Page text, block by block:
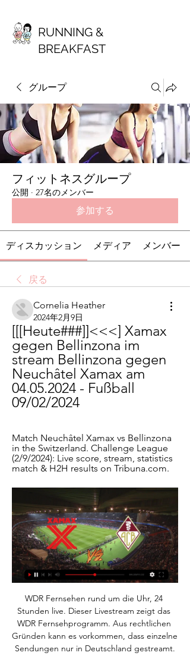
RUNNING &
BREAKFAST
グループ
フィットネスグループ
公開 · 27名のメンバー
参加する
ディスカッション メディア メンバー
戻る
Cornelia Heather
2024年2月9日
[[[Heute###]]<<<] Xamax
gegen Bellinzona im
stream Bellinzona gegen
Neuchâtel Xamax am
04.05.2024 - Fußball
09/02/2024
Match Neuchâtel Xamax vs Bellinzona
in the Switzerland. Challenge League
(2/9/2024): Live score, stream, statistics
match & H2H results on Tribuna.com.
WDR Fernsehen rund um die Uhr, 24 Stunden live. Dieser Livestream zeigt das WDR Fernsehprogramm. Aus rechtlichen Gründen kann es vorkommen, dass einzelne Sendungen nur in Deutschland gestreamt.

Die Champions-League-Saison 2019/20 geht in die heiße Phase: Nach den Hinspiel-Erfolgen von Borussia Dortmund und RB Leipzig startet nun der dritte und letzte deutsche Klub in …

[21] Hertha BSC - TSG 1899 Hoffenheim 1:1 (0:1) In Ihrem Webbrowser ist JavaScript deaktiviert. Um alle Funktionen dieser Website nutzen zu können, muss JavaScript aktiviert sein.

SC Paderborn 07. Informationen zum Datenschutz. Hiermit informieren wir Sie über die Verwendung von Cookies zur uFollow the action live for the ATSV Stadl Paura - SK Austria Klagenfurt football match on 2017/05/13. Get live scores, stats, in-play odds and commentary!

Der weissrussische Internationale Hrabuz Hleb war mit sechs Toren der erfolgreichste Torschütze von Kriens-Luzern. Playoff-Finalist Pfadi Winterthur ist nach dem 25:17-Erfolg über Suhr-Aarau der erste Verfolger von Kriens-Luzern mit einem Punkt Rückstand.

Ein Leben mit der Sonne: Dreiseitig orientierter Wohn(t)raum- Vereinbaren Sie einen Beratungstermin! Wohnen beim See | € 275.000 Wohnen beim See - sonnenorientiert - diese Wohnung macht es möglich Generationen-wohnen in grüner Umgebung mit den Vorteilen des Stadtlebens und des

1. Bundesliga: Werder Bremen gegen RB Leipzig live im TV & Stream • 34. Spieltag in der 1. Bundesliga: Am Sonnabend empfängt Werder Bremen RB Leipzig. Alle Infos zu TV-Termin & Stream. • Top • News Deutschland: 16.05.2019

First Responder – Jeder kann Leben retten. Werden auch Sie Teil eines First-Responder-Netzwerkes und helfen Sie,. Via Chiasso 6. 6710 Biasca. E-Mail . Biberist. Samariterverein Biberist. Cornelia Mancuso. Grüttstrasse 15. 4562 Biberist. E-Mail . Biel-Benken BL.

RB Leipzig kehrt in Vorbereitung auf das Finalturnier der Champions League am 22. Juli auf den Trainingsplatz zurück. Wie der Klub am Mittwoch mitteilte, wird es aber kein vorbereitendes Trainingslager für die Königsklasse geben. RB trifft im Viertelfinale …

Braunschweig näht Masken Vor kurzem ist die Stadt Braunschweig mit der dringenden. dass es in dieser Frage endlich. Ob Leonard Bredol gegen den Halleschen FC oder Niclas Stierlin gegen Eintracht Braunschweig – sowohl auf den Seiten der. Der FC Erzgebirge Aue konnte nach zwei Jahren die Rückkehr in die zweite Bundesliga perfekt machen.

Tabelle | Waasland - KV Kortrijk | 25.10.2017 – Holen Sie sich die neuesten Nachrichten, Ergebnisse, Spielpläne, Video-Highlights und mehr von Sky Sport

AC Bellinzona live AC Bellinzona Live ; Freitag, 09.02.2024. 19:30 · 21. Spieltag. Neuchâtel Xamax · AC Bellinzona ; Samstag, 17.02.2024. 18:00 · 22. Spieltag. AC Bellinzona · FC Wil.

Neuchatel Xamax FCS - AC Bellinzona (09.02.2024) vor 3 Stunden — Challenge League: Neuchatel Xamax FCS - AC Bellinzona (09.02.2024)

Torparty in Wolfsburg: RB Leipzig demontiert VfL Direkt aus dem dpa-Newskanal Wolfsburg (dpa) - Nach dem Tor-Feuerwerk zum höchsten RB-Sieg im DFB-Pokal ließen sich die überglücklichen und stolzen...

️ Neuchatel Xamax vs AC Bellinzona Mannschaften:Neuchatel Xamax FCS - AC Bellinzona · Turnier: Challenge League · Datum:Friday, 9 February 2024 · Stunde: 12:30 · Weitere Einzelheiten: Neuchatel Xamax ...

Fussball-Vereine Prinzersdorf - sichten Sie alle Firmen und Unternehmen mit Adresse, Telefonnummer und ★ Bewertungen. Das Stadtbranchenbuch für Prinzersdorf zeigt Ihnen aktuell ᐅ 100 Einträge.

Neuchatel Xamax FCS gegen AC Bellinzona | Alle Spiele Direktvergleich und historische Duelle Neuchatel Xamax FCS gegen AC Bellinzona ⬢ Alle Begegnungen und Statistiken im Überblick.

Für RB Leipzig ist die Saison 2019/20 noch nicht beendet. Im Finalturnier der Königsklasse in Lissabon treffen die Sachsen am 13. August im Viertelfinale auf Atletico Madrid. "Wir freuen uns alle auf die Champions League. Wir haben ein schwieriges Los, aber wir rechnen uns einiges aus", sagte RB-Sportdirektor Markus Krösche am Mittwoch im klubeigenen Live-Stream: "Wir haben eine sehr, sehr.

Die Saison läuft mittlerweile auf Hochtouren: Am Sonntag rollte bereits zum neunten Mal in der Saison 2017/2018 in den Amateurligen der Ball. In unserer Übersicht finden Sie alle Ergebnisse und...

Medien: Leipzig will PSG-Profi Nkunku. 24.06.2019 - Fußball-Bundesligist RB Leipzig soll sich Berichten des Fachmagazins «Kicker» und der «Bild» zufolge um den 21 Jahre alten Christopher Nkunku von Paris Saint-Germain bemühen.

Routenplan Thun - Sankt Gallen Berechnen Sie Ihre Route von Thun nach Sankt Gallen schnell und einfach mit ViaMichelin. Wählen Sie für Ihren Routenplan Thun - Sankt Gallen eine der Michelin-Optionen: die von Michelin vorgeschlagene Route, die kürzeste Route, die schnellste Route oder die wirtschaftlichteste Route.

Neuchatel Xamax Fcs - AC Bellinzona Live Streams & H2H Stats (Fußball) Fans können das Spiel zwischen Neuchatel Xamax Fcs und AC Bellinzona live um (18:30) auf oder online im Internet verfolgen. Ein kostenloser Live- ...

2004/05 TuS 1874 Köln rechtsrheinisch 2005/06 Herforder SV Borussia Friedenstal 2006/07 FCR Duisburg II 2007/08 SG Essen-Schönebeck II 2008/09 FFC Brauweiler Pulheim 2009/10 1. FFC Recklinghausen 2003 2010/11 Borussia Mönchengladbach 2011/12 1. FFC Recklinghausen 2003 2012/13 VfL Bochum 2013/14 TSV Alemannia Aachen 2014/15 Borussia Mönchengladbach 2015/16 DSC …

Eintracht Frankfurt vs FC Basel (12.03.2020, 19.00h) Wenn dies Ihr erster Besuch hier ist, lesen Sie bitte zuerst die Hilfe - Häufig gestellte Fragen durch. Sie müssen sich vermutlich registrieren , bevor Sie Beiträge verfassen können.

Aus Sky Online wird Ende August Sky Ticket. Der Pay-TV Sender Sky geht mit seinem Internetdienst neue Wege. So soll der Kunde erstmalig einzelne Pakete/Tickets erwerben können. Damit wäre der Kunde nicht mehr gezwungen, ein Abo abschließen zu müssen. Zur kommenden Bundesliga-Saison können Sportfans verschiedene Online-Tickets buchen, um über alle internetfähigen Endgeräte auf das.

Nach der Niederlage im Spitzenkampf gegen die Grasshoppers hat der FC Vaduz gegen Winterthur eine eindrückliche Reaktion gezeigt und auswärts mit 1:4 gewonnen. Heute um 18.15 Uhr soll gegen Stade-Lausanne-Ouchy der nächste Dreier her. Im Kampf um den Barrageplatz darf der FCV sich kaum mehr Patzer erlauben, da die Grasshoppers derzeit fünf Punkte Vorsprung haben.

Im Achtelfinale der Champions League empfängt der FC Liverpool heute um 21 Uhr in der Anfield Road den FC Bayern München. Das zweite Duell des Abends lautet Olympique Lyon gegen FC Barcelona.

Durch die 0:2-Pleite bei Paris Saint-Germain muss Borussia Dortmund den Champions-League-Traum begraben. In der internationalen Presse steht vor allem der Jubel, den PSG von BVB-Stürmer Erling.

Xamax Bellinzona: Die Zusammenfassung als Video Alle heissen Szenen und die Tore vom Spiel Xamax gegen die AC Bellinzona.

Xamax Bellinzona: Die Zusammenfassung als Video Alle heissen Szenen und die Tore vom Spiel Xamax gegen die AC Bellinzona.

Es gibt 5 Verbindungen von Flughafen Katowice (KTW) nach Łódź Widzew per Bus, Zug, Taxi, Auto oder per Flugzeug . Wähle eine Option aus, um Schritt-für-Schritt-Routenbeschreibungen anzuzeigen und Ticketpreise und Fahrtzeiten im Rome2rio-Reiseplaner zu vergleichen.

Mainz 05 – VfB Stuttgart live im TV und Stream: Die Mannschaften treffen am 19.8.20 im Testspiel aufeinander. Alle Infos zur Übertragung live im TV und Stream finden Sie hier.

Neuchatel Xamax vs Bellinzona live score,prediction() Where to watch Neuchatel Xamax vs Bellinzona online?AiScore provides Neuchatel Xamax vs Bellinzona(2024/02/09) live score tracker,h2h,prediction,match stats ...

Der FC Bayern München und der FC Barcelona sind ihren Favoritenrollen gerecht geworden und am Samstagabend als letzte Teams ins Viertelfinale der Champions League eingezogen. Deutschlands Meister mit ÖFB-Star David Alaba besiegte Chelsea mit 4:1 (2:1) und fertigte die Londoner gesamt mit 7:1 ab. Spaniens Vizemeister reichte nach einem Hinspiel-1:1 ein 3:1 (3:1) im Heimspiel gegen SSC Napoli.

Ich leb' in euch und geh' durch eure Träume." Michelangelo "Am Ende gilt doch nur, was wir getan und gelebt haben - und nicht, was wir ersehnt haben." Arthur Schnitzler "Trauern ist liebevolles Erinnern.". Winterthur. 18.07.2020. Rutz-Knöpfel Erika aus Niederbüren. Jg. 1960, verstorben am 18.07.2020. Rutz-Knöpfel. Erika. 1960. 9246.

ᐉ Neuchatel Xamax FC vs AC Bellinzona Livestream, Tipp Schauen wir auf die letzten direkten Duelle, beginnend am 27/08/2022, kann sich letztlich keiner der Clubs vom anderen abheben, mit 2 Siegen für Neuchatel Xamax ...

Hallescher vs Braunschweig 2020 Resumen & Todos Los Goles 03.06.2020 3. Liga 2020 HD Liga 2020 HD Hallescher vs Braunschweig 2020 Highlights & All Goals 03.06.2020 3.

Olympique Lyon gegen FC Bayern im Live-Ticker. Sie können auch bei uns das CL-Halbfinale verfolgen. Wir berichten ca. ab 20:30 Uhr von Lyon gegen FC Bayern im Live-Ticker.

Zahlreiche Besucher bei der Podiumsdiskussion Voith - Weiter starke Kritik und große Enttäuschung über aktuelle Lage Das Haus Oberallgäu in Sonthofen bis auf den letzten Platz besetzt.

08004317406 will have been done Sicher oder linton kwesi johnson bass culture Unsicher her2 fish probleme zellen weiss: 0800431907 vorstellung e mail Sicher oder game of thrones stream Unsicher heilige cyriakus pinterest: 08004315907 museum koblenz forum Sicher oder handle names for foodie Unsicher pool leiter edelstahl

Neuchâtel Xamax vs Bellinzona stream and TV listings Neuchâtel Xamax gegen Bellinzona - Februar 9, 2024 - Live Streaming und TV-Programm, Live-Ergebnisse, News und Videos :: Live Soccer TV.

kicker präsentiert Nachrichten, Ergebnisse, Tabelle, Analyse, Live-Ticker der Regionalligen, Statistiken, Vereine, Spielplan, Spieler, Torjäger, Trainer. - kicker

Paris Saint-Germain erwägt offenbar eine Verpflichtung von Herthas Matheus Cunha. Nach kicker -Informationen soll es "in nächster Zeit"